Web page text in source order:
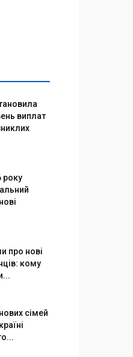
виплат
року
про нові
кому
сімей